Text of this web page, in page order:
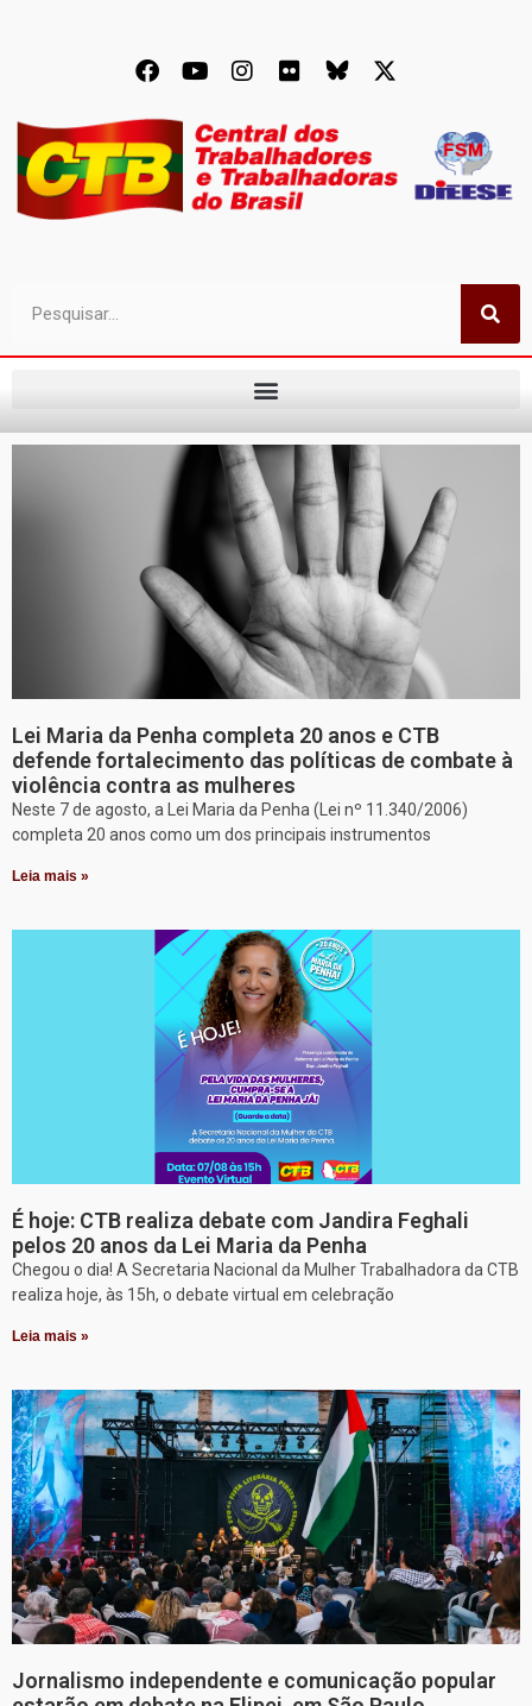
Lei Maria da Penha completa 20 anos e CTB
defende fortalecimento das políticas de combate à
violência contra as mulheres
Neste 7 de agosto, a Lei Maria da Penha (Lei nº 11.340/2006)
completa 20 anos como um dos principais instrumentos
Leia mais »
É hoje: CTB realiza debate com Jandira Feghali
pelos 20 anos da Lei Maria da Penha
Chegou o dia! A Secretaria Nacional da Mulher Trabalhadora da CTB
realiza hoje, às 15h, o debate virtual em celebração
Leia mais »
Jornalismo independente e comunicação popular